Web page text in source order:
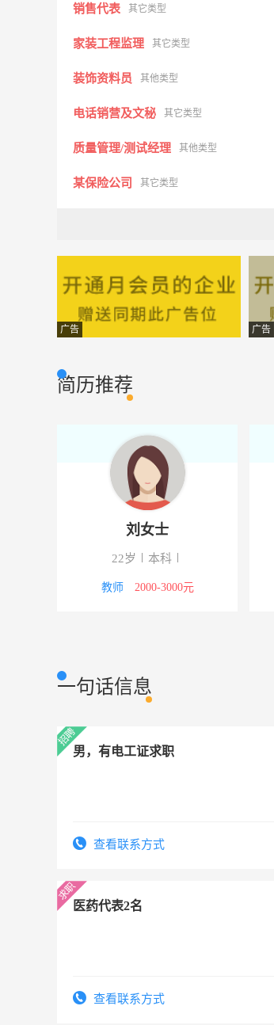
销售代表 其它类型
家装工程监理 其它类型
装饰资料员 其他类型
电话销营及文秘 其它类型
质量管理/测试经理 其他类型
某保险公司 其它类型
综合布线/弱电 其他类型
质量检验员/测试员 其他类型
工程部经理
渠道销售 市场营销
消防经验造价员 其他类型
工程项目管理 其他类型
工程部经理 其他类型
广告 广告
简历推荐
刘女士
22岁 本科
教师 2000-3000元
一句话信息
男，有电工证求职
查看联系方式
医药代表2名
查看联系方式